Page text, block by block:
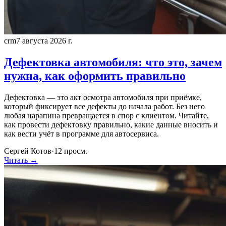
crm7 августа 2026 г.
Дефектовка автомобиля: что это, зачем
нужна, как оформить правильно
Дефектовка — это акт осмотра автомобиля при приёмке,
который фиксирует все дефекты до начала работ. Без него
любая царапина превращается в спор с клиентом. Читайте,
как провести дефектовку правильно, какие данные вносить и
как вести учёт в программе для автосервиса.
Сергей Котов·12 просм.
Читать →